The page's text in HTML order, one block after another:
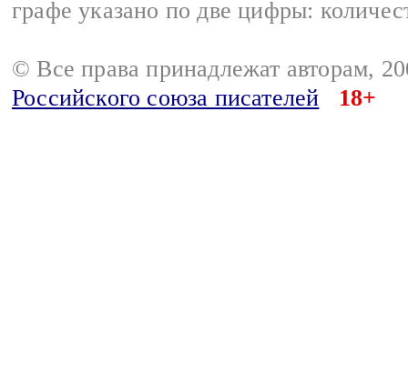
графе указано по две цифры:
© Все права принадлежат авторам,
Российского союза писателей
18+